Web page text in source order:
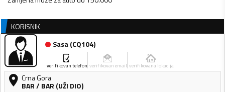
KORISNIK
Sasa(CQ104)
verifikovan telefon verifikovan email verifikovana lokacija
Crna Gora
BAR/ BAR (UŽI DIO)